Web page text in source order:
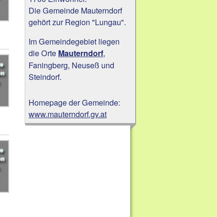
Die Gemeinde Mauterndorf
gehört zur Region "Lungau".
Im Gemeindegebiet liegen
die Orte Mauterndorf,
Faningberg, Neuseß und
Steindorf.
Homepage der Gemeinde:
www.mauterndorf.gv.at